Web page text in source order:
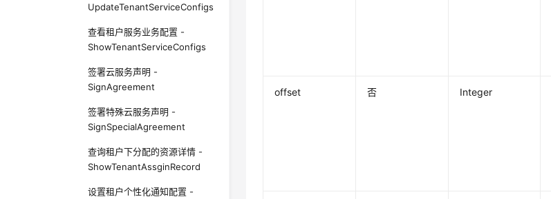
UpdateTenantServiceConfigs
查看租户服务业务配置 -
ShowTenantServiceConfigs
签署云服务声明 -
SignAgreement
签署特殊云服务声明 -
SignSpecialAgreement
查询租户下分配的资源详情 -
ShowTenantAssginRecord
设置租户个性化通知配置 -
offset 否 Integer